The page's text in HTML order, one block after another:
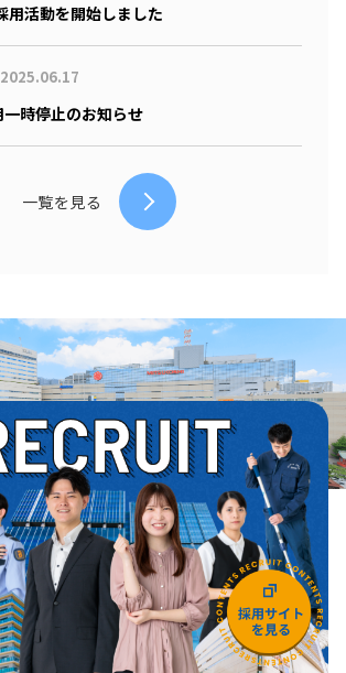
用活動を開始しました
2025.06.17
時停止のお知らせ
一覧を見る